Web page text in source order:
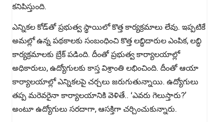
కనిపిస్తుంది.
ఎన్నికల కోడ్‌తో ప్రభుత్వ స్థాయిలో కొత్త కార్యక్రమాలు లేవు. ఇప్పటికే
అమల్లో ఉన్న పథకాలకు సంబంధించి కొత్త లబ్ధిదారుల ఎంపిక, లబ్ధి
కార్యక్రమాలకు బ్రేక్ పడింది. దీంతో ప్రభుత్వ కార్యాలయాల్లో
అధికారులు, ఉద్యోగులకు కాస్త విశ్రాంతి లభించింది. దీంతో ఆయా
కార్యాలయాల్లో ఎన్నికలపై చర్చలు జరుగుతున్నాయి. ఉద్యోగులు
తప్ప మరెవరైనా కార్యాలయానికి వెళితే.. ‘ఎవరు గెలుస్తారు?’
అంటూ ఉద్యోగులు సరదాగా, ఆసక్తిగా చర్చించుకున్నారు.